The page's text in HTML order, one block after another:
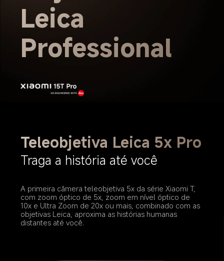
Leica
Professional
Teleobjetiva Leica 5x Pro
Traga a história até você
A primeira câmera teleobjetiva 5x da série Xiaomi T,
com zoom óptico de 5x, zoom em nível óptico de
10x e Ultra Zoom de 20x ou mais, combinado com as
objetivas Leica, aproxima as histórias humanas
distantes até você.